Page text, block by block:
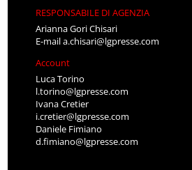
RESPONSABILE DI AGENZIA
Arianna Gori Chisari
E-maila.chisari@lgpresse.com
Account
Luca Torino
l.torino@lgpresse.com
Ivana Cretier
i.cretier@lgpresse.com
Daniele Fimiano
d.fimiano@lgpresse.com